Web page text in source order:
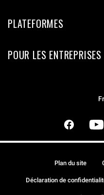
PLATEFORMES
POUR LES ENTREPRISES
Plan du site
Déclaration de